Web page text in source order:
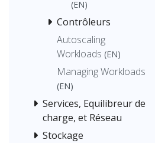
(EN)
Contrôleurs
Autoscaling
Workloads (EN)
Managing Workloads
(EN)
Services, Equilibreur de
charge, et Réseau
Stockage